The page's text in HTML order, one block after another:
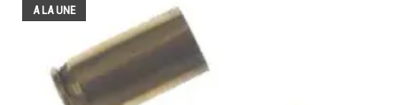
A LA UNE